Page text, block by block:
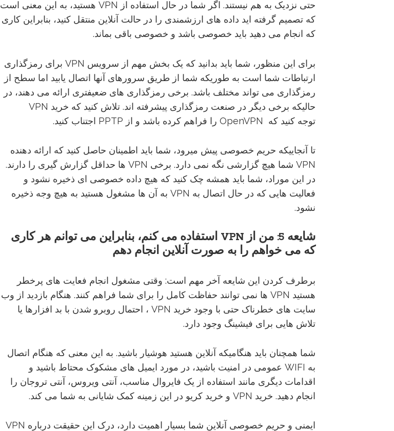
حتی نزدیک به هم نیستند. اگر شما در حال استفاده از VPN هستید، به این معنی است
که تصمیم گرفته اید داده های ارزشمندی را در حالت آنلاین منتقل کنید، بنابراین کاری
که انجام می دهید باید خصوصی باشد و خصوصی باقی بماند.
برای این منظور، شما باید بدانید که یک بخش مهم از سرویس VPN برای رمزگذاری
ارتباطات شما است به طوریکه شما از طریق سرورهای آنها اتصال یابید اما سطح از
رمزگذاری می تواند مختلف باشد. برخی رمزگذاری های ضعیفتری ارائه می دهند، در
حالیکه برخی دیگر در صنعت رمزگذاری پیشرفته اند. تلاش کنید که خرید VPN
توجه کنید که OpenVPN را فراهم کرده باشد و از PPTP اجتناب کنید.
تا آنجاییکه حریم خصوصی پیش میرود، شما باید اطمینان حاصل کنید که ارائه دهنده
VPN شما هیچ گزارشی نگه نمی دارد. برخی VPN ها حداقل گزارش گیری را دارند.
در این موراد، شما باید همشه چک کنید که هیچ داده خصوصی ای ذخیره نشود و
فعالیت هایی که در حال اتصال به VPN به آن ها مشغول هستید به هیچ وجه ذخیره
نشود.
شایعه من از VPN استفاده می کنم، بنابراین می توانم هر کاری
که می خواهم را به صورت آنلاین انجام دهم
برطرف کردن این شایعه آخر مهم است: وقتی مشغول انجام فعایت های پرخطر
هستید VPN ها نمی توانند حفاظت کامل را برای شما فراهم کنند. هنگام بازدید از وب
سایت های خطرناک حتی با وجود خرید VPN ، احتمال روبرو شدن با بد افزارها یا
تلاش هایی برای فیشینگ وجود دارد.
شما همچنان باید هنگامیکه آنلاین هستید هوشیار باشید. به این معنی که هنگام اتصال
به WIFI عمومی در امنیت باشید، در مورد ایمیل های مشکوک محتاط باشید و
اقدامات دیگری مانند استفاده از یک فایروال مناسب، آنتی ویروس، آنتی تروجان را
انجام دهید. خرید VPN و خرید کریو در این زمینه کمک شایانی به شما می کند.
ایمنی و حریم خصوصی آنلاین شما بسیار اهمیت دارد، درک این حقیقت درباره VPN